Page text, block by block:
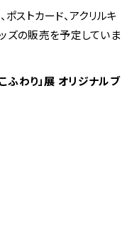
ストカード、アクリルキ
ッズの販売を予定していま
ふわり」展 オリジナルブ